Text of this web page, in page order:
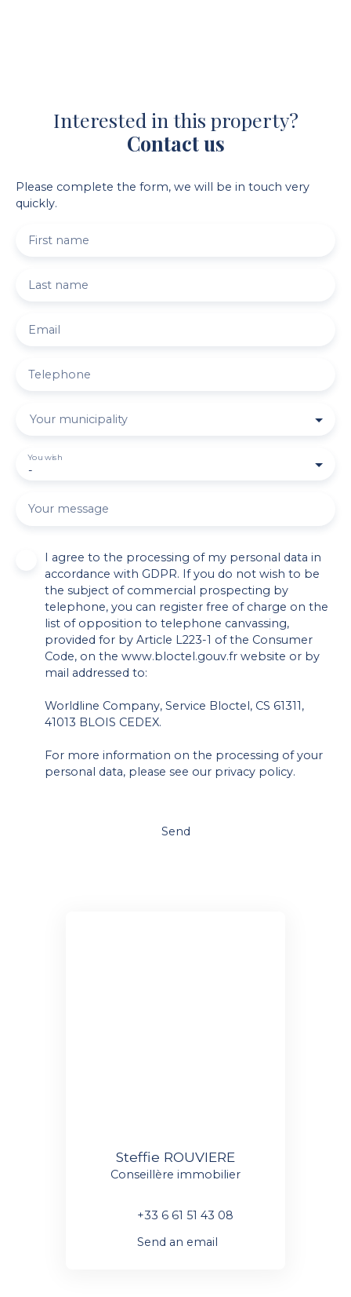
Interested in this property?
Contact us
Please complete the form, we will be in touch very
quickly.
First name
Last name
Email
Telephone
Your municipality
-
You wish
Your message
I agree to the processing of my personal data in
accordance with GDPR. If you do not wish to be
the subject of commercial prospecting by
telephone, you can register free of charge on the
list of opposition to telephone canvassing,
provided for by Article L223-1 of the Consumer
Code, on the www.bloctel.gouv.fr website or by
mail addressed to:
Worldline Company, Service Bloctel, CS 61311,
41013 BLOIS CEDEX.
For more information on the processing of your
personal data, please see our privacy policy.
Send
Steffie ROUVIERE
Conseillère immobilier
+33 6 61 51 43 08
Send an email